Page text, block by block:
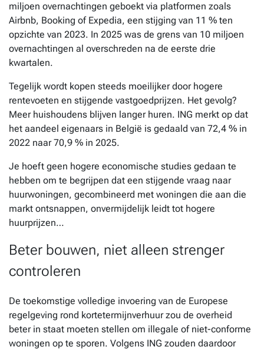
miljoen overnachtingen geboekt via platformen zoals
Airbnb, Booking of Expedia, een stijging van 11 % ten
opzichte van 2023. In 2025 was de grens van 10 miljoen
overnachtingen al overschreden na de eerste drie
kwartalen.
Tegelijk wordt kopen steeds moeilijker door hogere
rentevoeten en stijgende vastgoedprijzen. Het gevolg?
Meer huishoudens blijven langer huren. ING merkt op dat
het aandeel eigenaars in België is gedaald van 72,4 % in
2022 naar 70,9 % in 2025.
Je hoeft geen hogere economische studies gedaan te
hebben om te begrijpen dat een stijgende vraag naar
huurwoningen, gecombineerd met woningen die aan die
markt ontsnappen, onvermijdelijk leidt tot hogere
huurprijzen…
Beter bouwen, niet alleen strenger
controleren
De toekomstige volledige invoering van de Europese
regelgeving rond kortetermijnverhuur zou de overheid
beter in staat moeten stellen om illegale of niet-conforme
woningen op te sporen. Volgens ING zouden daardoor